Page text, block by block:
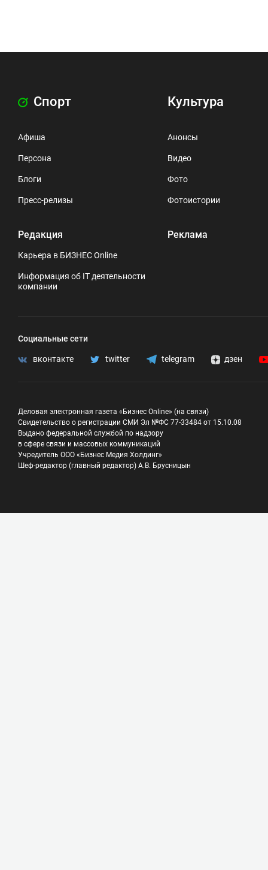
Спорт
Афиша
Персона
Блоги
Пресс-релизы
Редакция
Карьера в БИЗНЕС Online
Информация об IT деятельности
компании
Культура
Анонсы
Видео
Фото
Фотоистории
Реклама
Социальные сети
вконтакте twitter telegram дзен
Деловая электронная газета «Бизнес Online» (на связи)
Свидетельство о регистрации СМИ Эл №ФС 77-33484 от 15.10.08
Выдано федеральной службой по надзору
в сфере связи и массовых коммуникаций
Учредитель ООО «Бизнес Медия Холдинг»
Шеф-редактор (главный редактор) А.В. Брусницын